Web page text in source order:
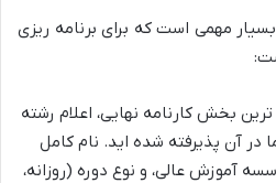
مهمی است که برای برنامه ریزی
بخش کارنامه نهایی، اعلام رشته
آن پذیرفته شده اید. نام کامل
آموزش عالی، و نوع دوره (روزانه،